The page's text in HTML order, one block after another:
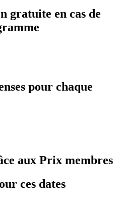
gratuite en cas de
pour chaque
aux Prix membres
ces dates